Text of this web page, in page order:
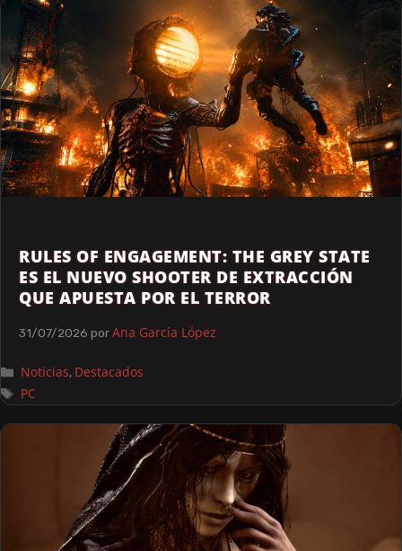
RULES OF ENGAGEMENT: THE GREY STATE
ES EL NUEVO SHOOTER DE EXTRACCIÓN
QUE APUESTA POR EL TERROR
31/07/2026 porAna García López
Noticias, Destacados
PC